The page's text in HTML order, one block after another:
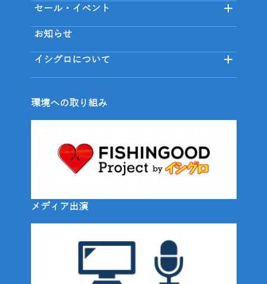
セール・イベント
お知らせ
イシグロについて
環境への取り組み
メディア出演